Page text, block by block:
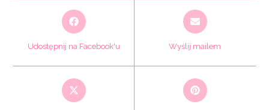
Opens
in
new
window
Udostępnij na Facebook'u
Opens
in
new
window
Wyślij mailem
Opens
in
Opens
in